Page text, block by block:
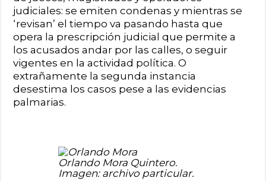
judiciales: se emiten condenas y mientras se
‘revisan’ el tiempo va pasando hasta que
opera la prescripción judicial que permite a
los acusados andar por las calles, o seguir
vigentes en la actividad política. O
extrañamente la segunda instancia
desestima los casos pese a las evidencias
palmarias.
Orlando Mora Quintero.
Imagen: archivo particular.